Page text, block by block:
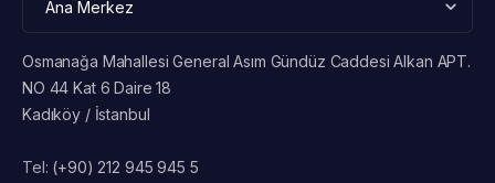
Osmanağa Mahallesi General Asım Gündüz Caddesi Alkan APT.
NO 44 Kat 6 Daire 18
Kadıköy / İstanbul
Tel: (+90) 212 945 945 5